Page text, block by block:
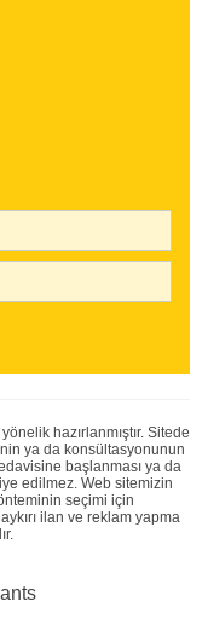
hazırlanmıştır. Sitede
ya da konsültasyonunun
başlanması ya da
edilmez. Web sitemizin
seçimi için
ilan ve reklam yapma